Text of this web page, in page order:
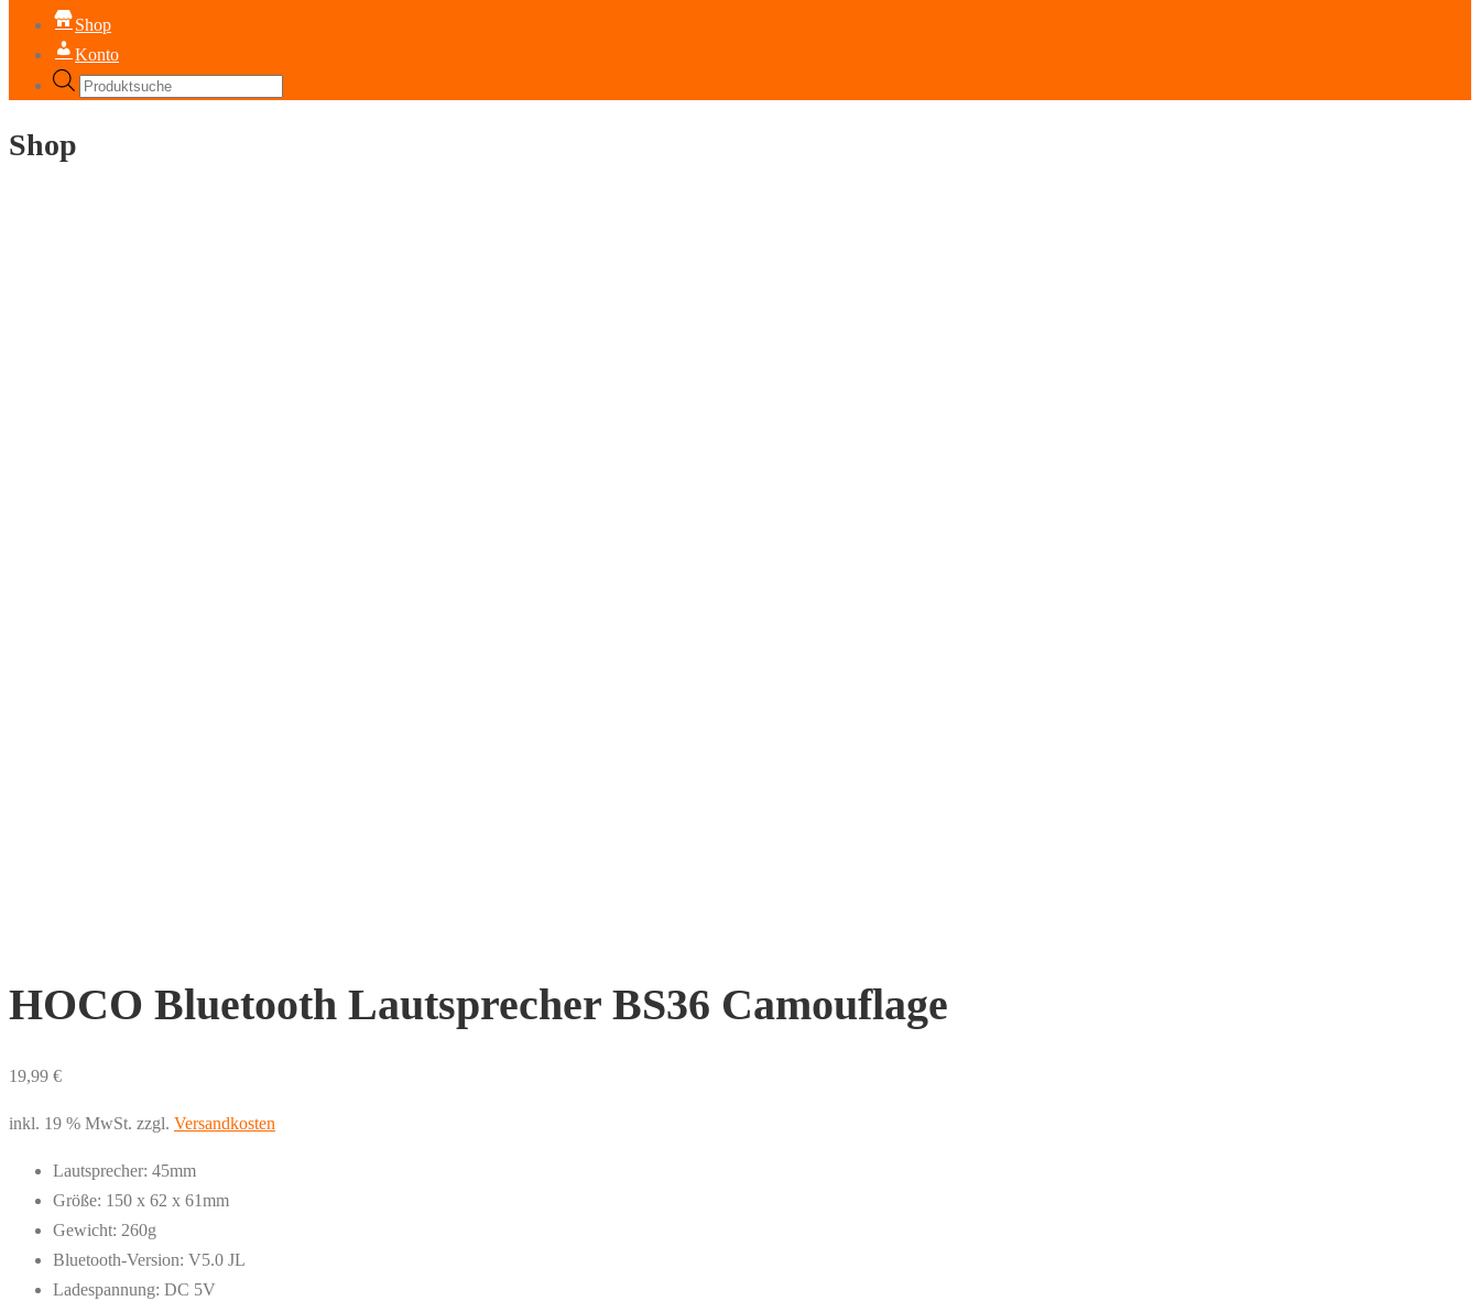
Shop
Konto
Products
Shop
HOCO Bluetooth Lautsprecher BS36 Camouflage
19,99 €
inkl. 19 % MwSt. zzgl. Versandkosten
Lautsprecher: 45mm
Größe: 150 x 62 x 61mm
Gewicht: 260g
Bluetooth-Version: V5.0 JL
Ladespannung: DC 5V